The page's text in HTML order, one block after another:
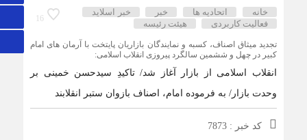
16
خانه اتحادیه ها خبر
خبر اسلايد
فعالیت کاربردی
هیئت رئیسه
تجدید میثاق اصناف، کسبه و نمایندگان بازاریان پایتخت با آرمان های امام
کبیر در چهل و ششمین سالگرد پیروزی انقلاب اسلامی:
انقلاب اسلامی از بازار آغاز شد/ تاکیدِ سیدحسن خمینی بر
وحدت بازار/ به فرموده امام، اصناف بازوان ستبر انقلابند
کد خبر : 7873